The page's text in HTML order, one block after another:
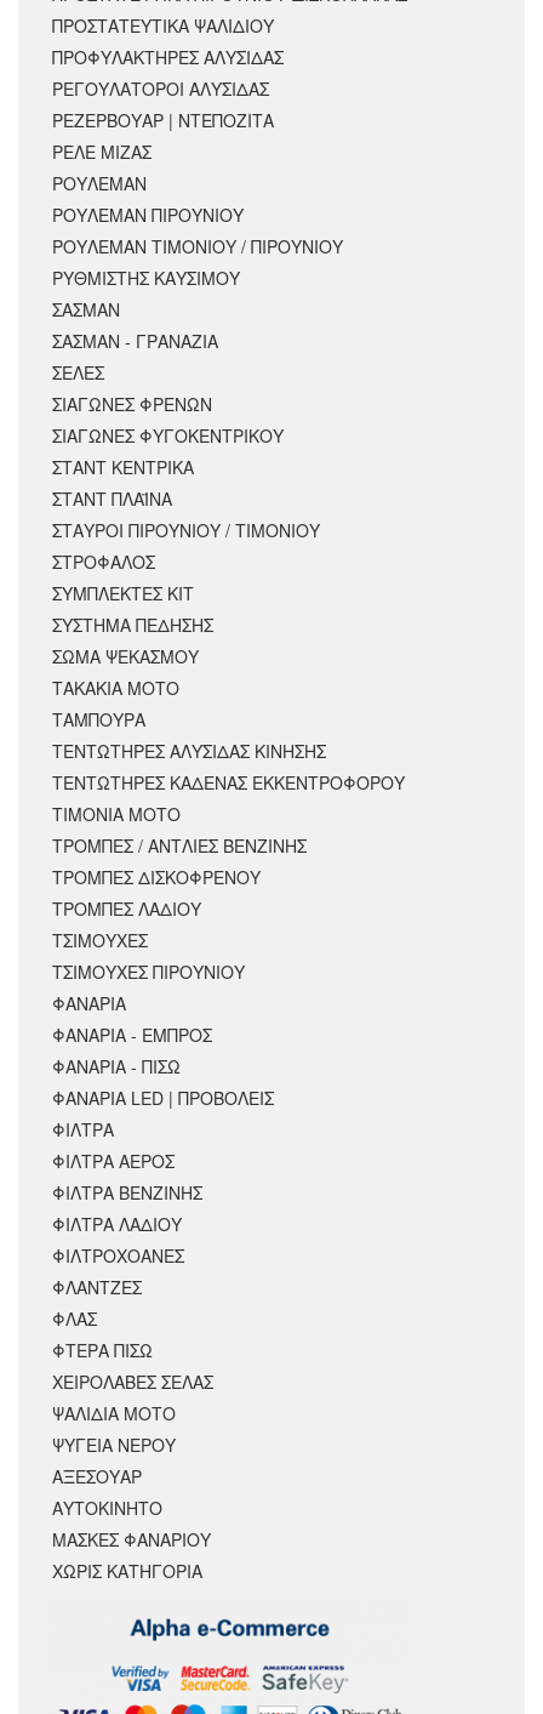
ΠΡΟΣΤΑΤΕΥΤΙΚΑ ΨΑΛΙΔΙΟΥ
ΠΡΟΦΥΛΑΚΤΗΡΕΣ ΑΛΥΣΙΔΑΣ
ΡΕΓΟΥΛΑΤΟΡΟΙ ΑΛΥΣΙΔΑΣ
ΡΕΖΕΡΒΟΥΑΡ | ΝΤΕΠΟΖΙΤΑ
ΡΕΛΕ ΜΙΖΑΣ
ΡΟΥΛΕΜΑΝ
ΡΟΥΛΕΜΑΝ ΠΙΡΟΥΝΙΟΥ
ΡΟΥΛΕΜΑΝ ΤΙΜΟΝΙΟΥ / ΠΙΡΟΥΝΙΟΥ
ΡΥΘΜΙΣΤΗΣ ΚΑΥΣΙΜΟΥ
ΣΑΣΜΑΝ
ΣΑΣΜΑΝ - ΓΡΑΝΑΖΙΑ
ΣΕΛΕΣ
ΣΙΑΓΩΝΕΣ ΦΡΕΝΩΝ
ΣΙΑΓΩΝΕΣ ΦΥΓΟΚΕΝΤΡΙΚΟΥ
ΣΤΑΝΤ ΚΕΝΤΡΙΚΑ
ΣΤΑΝΤ ΠΛΑΪΝΑ
ΣΤΑΥΡΟΙ ΠΙΡΟΥΝΙΟΥ / ΤΙΜΟΝΙΟΥ
ΣΤΡΟΦΑΛΟΣ
ΣΥΜΠΛΕΚΤΕΣ ΚΙΤ
ΣΥΣΤΗΜΑ ΠΕΔΗΣΗΣ
ΣΩΜΑ ΨΕΚΑΣΜΟΥ
ΤΑΚΑΚΙΑ ΜΟΤΟ
ΤΑΜΠΟΥΡΑ
ΤΕΝΤΩΤΗΡΕΣ ΑΛΥΣΙΔΑΣ ΚΙΝΗΣΗΣ
ΤΕΝΤΩΤΗΡΕΣ ΚΑΔΕΝΑΣ ΕΚΚΕΝΤΡΟΦΟΡΟΥ
ΤΙΜΟΝΙΑ ΜΟΤΟ
ΤΡΟΜΠΕΣ / ΑΝΤΛΙΕΣ ΒΕΝΖΙΝΗΣ
ΤΡΟΜΠΕΣ ΔΙΣΚΟΦΡΕΝΟΥ
ΤΡΟΜΠΕΣ ΛΑΔΙΟΥ
ΤΣΙΜΟΥΧΕΣ
ΤΣΙΜΟΥΧΕΣ ΠΙΡΟΥΝΙΟΥ
ΦΑΝΑΡΙΑ
ΦΑΝΑΡΙΑ - ΕΜΠΡΟΣ
ΦΑΝΑΡΙΑ - ΠΙΣΩ
ΦΑΝΑΡΙΑ LED | ΠΡΟΒΟΛΕΙΣ
ΦΙΛΤΡΑ
ΦΙΛΤΡΑ ΑΕΡΟΣ
ΦΙΛΤΡΑ ΒΕΝΖΙΝΗΣ
ΦΙΛΤΡΑ ΛΑΔΙΟΥ
ΦΙΛΤΡΟΧΟΑΝΕΣ
ΦΛΑΝΤΖΕΣ
ΦΛΑΣ
ΦΤΕΡΑ ΠΙΣΩ
ΧΕΙΡΟΛΑΒΕΣ ΣΕΛΑΣ
ΨΑΛΙΔΙΑ ΜΟΤΟ
ΨΥΓΕΙΑ ΝΕΡΟΥ
ΑΞΕΣΟΥΆΡ
ΑΥΤΟΚΙΝΗΤΟ
ΜΑΣΚΕΣ ΦΑΝΑΡΙΟΥ
ΧΩΡΊΣ ΚΑΤΗΓΟΡΊΑ